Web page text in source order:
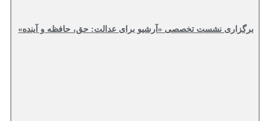
برگزاری نشست تخصصی «آرشیو برای عدالت: حق، حافظه و آینده»